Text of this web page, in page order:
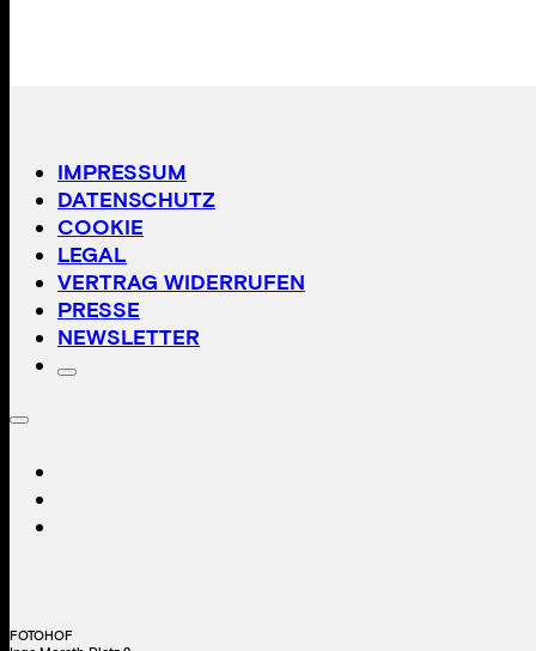
IMPRESSUM
DATENSCHUTZ
COOKIE
LEGAL
VERTRAG WIDERRUFEN
PRESSE
NEWSLETTER
FOTOHOF